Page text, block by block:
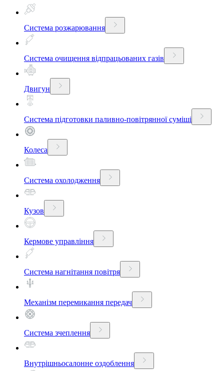
Система розжарювання
Система очищення відпрацьованих газів
Двигун
Система підготовки паливно-повітрянної суміші
Колеса
Система охолодження
Кузов
Кермове управління
Система нагнітання повітря
Механізм перемикання передач
Система зчеплення
Внутрішньосалонне оздоблення